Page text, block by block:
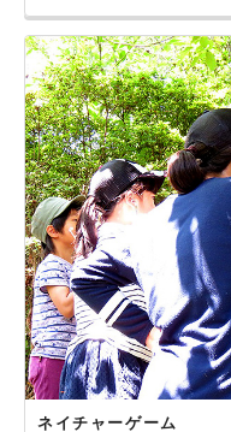
ネイチャーゲーム